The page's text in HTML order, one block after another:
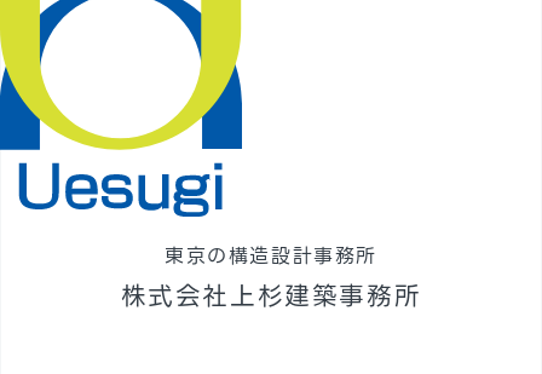
東京の構造設計事務所
株式会社上杉建築事務所